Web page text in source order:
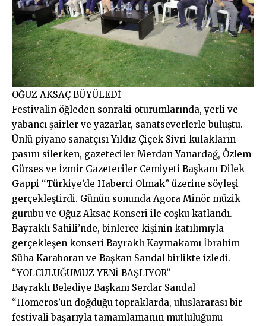
OĞUZ AKSAÇ BÜYÜLEDİ
Festivalin öğleden sonraki oturumlarında, yerli ve
yabancı şairler ve yazarlar, sanatseverlerle buluştu.
Ünlü piyano sanatçısı Yıldız Çiçek Sivri kulakların
pasını silerken, gazeteciler Merdan Yanardağ, Özlem
Gürses ve İzmir Gazeteciler Cemiyeti Başkanı Dilek
Gappi “Türkiye’de Haberci Olmak” üzerine söyleşi
gerçekleştirdi. Günün sonunda Agora Minör müzik
gurubu ve Oğuz Aksaç Konseri ile coşku katlandı.
Bayraklı Sahili’nde, binlerce kişinin katılımıyla
gerçekleşen konseri Bayraklı Kaymakamı İbrahim
Süha Karaboran ve Başkan Sandal birlikte izledi.
“YOLCULUĞUMUZ YENİ BAŞLIYOR”
Bayraklı Belediye Başkanı Serdar Sandal
“Homeros’un doğduğu topraklarda, uluslararası bir
festivali başarıyla tamamlamanın mutluluğunu